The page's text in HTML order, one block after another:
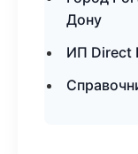
Дону
ИП Direct